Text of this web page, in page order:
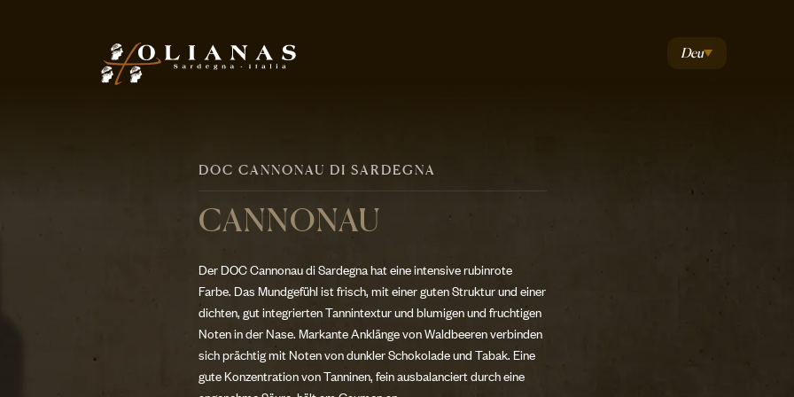
Deu
DOC CANNONAU DI SARDEGNA
CANNONAU
Der DOC Cannonau di Sardegna hat eine intensive rubinrote
Farbe. Das Mundgefühl ist frisch, mit einer guten Struktur und einer
dichten, gut integrierten Tannintextur und blumigen und fruchtigen
Noten in der Nase. Markante Anklänge von Waldbeeren verbinden
sich prächtig mit Noten von dunkler Schokolade und Tabak. Eine
gute Konzentration von Tanninen, fein ausbalanciert durch eine